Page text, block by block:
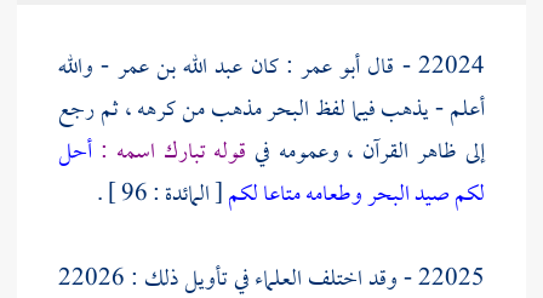
22024 - قال أبو عمر : كان عبد الله بن عمر- والله
أعلم - يذهب فيما لفظ البحر مذهب من كرهه ، ثم رجع
إلى ظاهر القرآن ، وعمومه في قوله تبارك اسمه : أحل
لكم صيد البحر وطعامه متاعا لكم[ المائدة : 96 ] .
22025 - وقد اختلف العلماء في تأويل ذلك : 22026